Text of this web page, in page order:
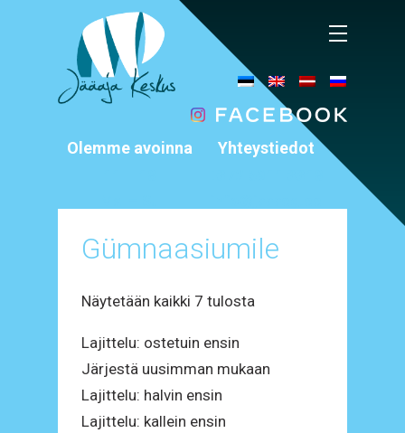
Olemme avoinna Yhteystiedot
Gümnaasiumile
Näytetään kaikki 7 tulostaSorted
Lajittelu: ostetuin ensin
Järjestä uusimman mukaan
Lajittelu: halvin ensin
Lajittelu: kallein ensin